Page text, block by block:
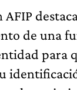
AFIP
de una
para